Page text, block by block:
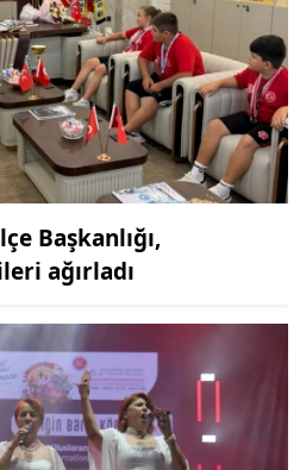
Başkanlığı,
ağırladı